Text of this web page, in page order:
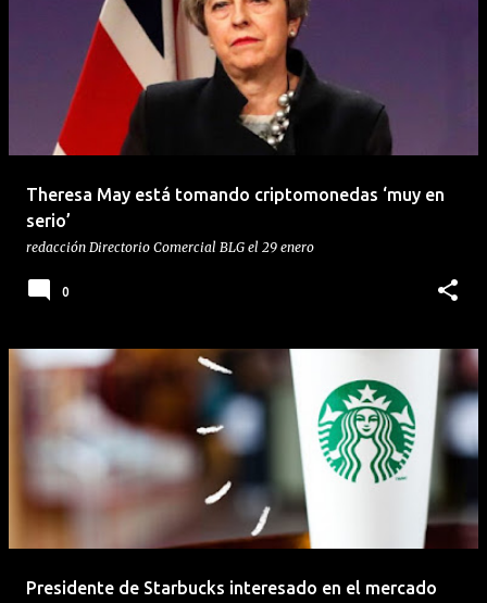
Theresa May está tomando criptomonedas ‘muy en
serio’
redacción Directorio Comercial BLG el 29 enero
0
Presidente de Starbucks interesado en el mercado